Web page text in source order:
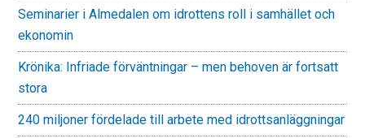
Seminarier i Almedalen om idrottens roll i samhället och
ekonomin
Krönika: Infriade förväntningar – men behoven är fortsatt
stora
240 miljoner fördelade till arbete med idrottsanläggningar